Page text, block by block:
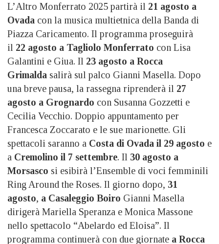
L’Altro Monferrato 2025 partirà il 21 agosto a
Ovada con la musica multietnica della Banda di
Piazza Caricamento. Il programma proseguirà
il 22 agosto a Tagliolo Monferrato con Lisa
Galantini e Giua. Il 23 agosto a Rocca
Grimalda salirà sul palco Gianni Masella. Dopo
una breve pausa, la rassegna riprenderà il 27
agosto a Grognardo con Susanna Gozzetti e
Cecilia Vecchio. Doppio appuntamento per
Francesca Zoccarato e le sue marionette. Gli
spettacoli saranno a Costa di Ovada il 29 agosto e
a Cremolino il 7 settembre. Il 30 agosto a
Morsasco si esibirà l’Ensemble di voci femminili
Ring Around the Roses. Il giorno dopo, 31
agosto, a Casaleggio Boiro Gianni Masella
dirigerà Mariella Speranza e Monica Massone
nello spettacolo “Abelardo ed Eloisa”. Il
programma continuerà con due giornate a Rocca